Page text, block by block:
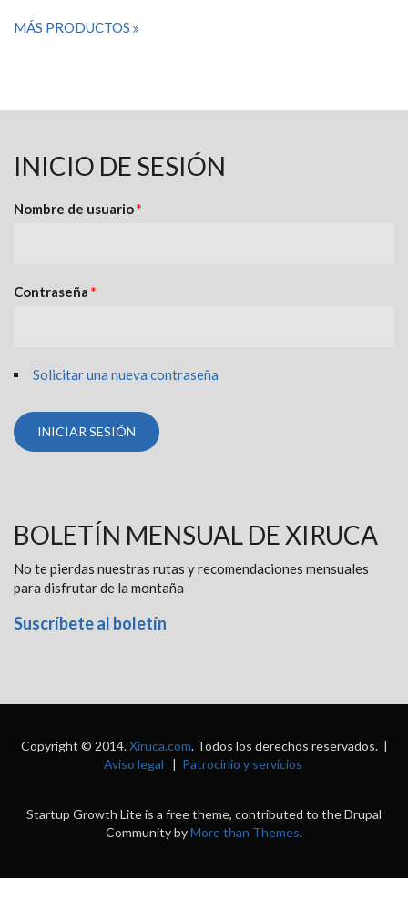
MÁS PRODUCTOS
INICIO DE SESIÓN
Nombre de usuario*
Contraseña *
Solicitar una nueva contraseña
BOLETÍN MENSUAL DE XIRUCA
No te pierdas nuestras rutas y recomendaciones mensuales
para disfrutar de la montaña
Suscríbete al boletín
Copyright © 2014.Xiruca.com. Todos los derechos reservados. |
Aviso legal | Patrocinio y servicios
Startup Growth Lite is a free theme, contributed to the Drupal
Community byMore than Themes.